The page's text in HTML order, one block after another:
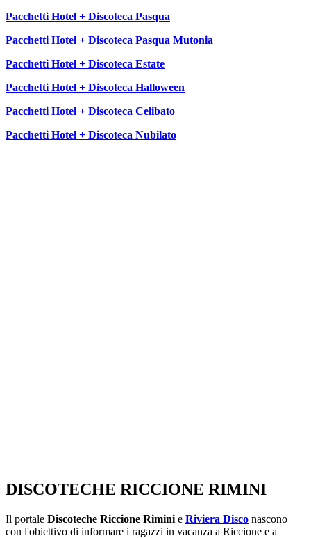
Pacchetti Hotel + Discoteca Pasqua
Pacchetti Hotel + Discoteca Pasqua Mutonia
Pacchetti Hotel + Discoteca Estate
Pacchetti Hotel + Discoteca Halloween
Pacchetti Hotel + Discoteca Celibato
Pacchetti Hotel + Discoteca Nubilato
DISCOTECHE RICCIONE RIMINI
Il portale Discoteche Riccione Rimini e Riviera Disco nascono
con l'obiettivo di informare i ragazzi in vacanza a Riccione e a